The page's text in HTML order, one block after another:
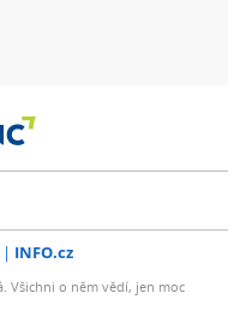
INFO.cz
Všichni o něm vědí, jen moc